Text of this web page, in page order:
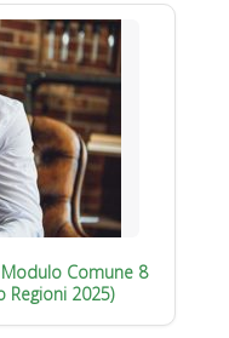
Comune 8
Regioni 2025)